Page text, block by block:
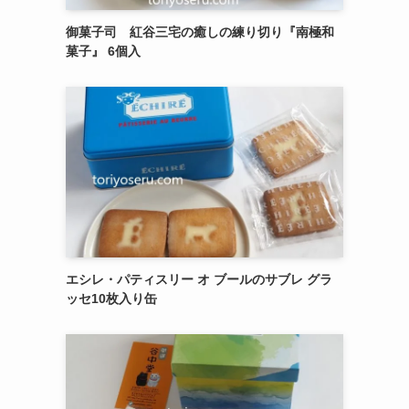
御菓子司 紅谷三宅の癒しの練り切り『南極和
菓子』 6個入
エシレ・パティスリー オ ブールのサブレ グラ
ッセ10枚入り缶